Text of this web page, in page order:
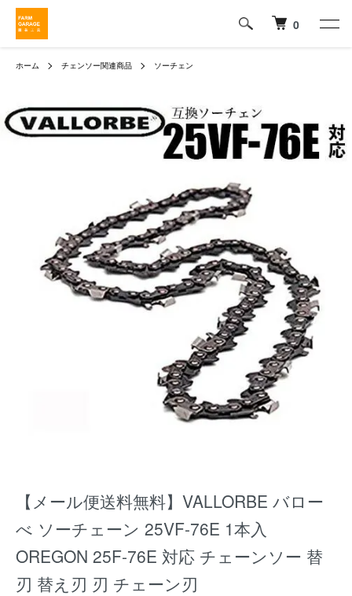
0
ホーム チェンソー関連商品 ソーチェン
【メール便送料無料】VALLORBE バロー
べ ソーチェーン 25VF-76E 1本入
OREGON 25F-76E 対応 チェーンソー 替
刃 替え刃 刃 チェーン刃